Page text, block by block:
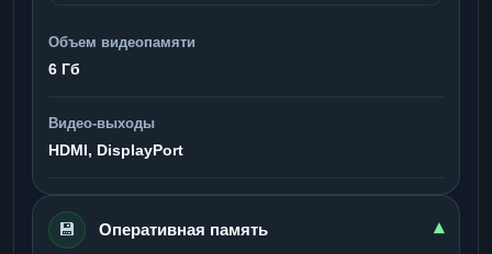
Объем видеопамяти
6 Гб
Видео-выходы
HDMI, DisplayPort
💾 Оперативная память ▾